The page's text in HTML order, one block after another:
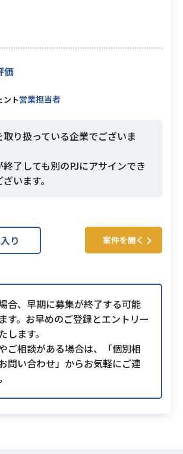
価
ント営業担当者
り扱っている企業でございま
終了しても別のPJにアサインでき
います。
り 案件を聞く
合、早期に募集が終了する可能
す。お早めのご登録とエントリー
します。
ご相談がある場合は、「個別相
問い合わせ」からお気軽にご連